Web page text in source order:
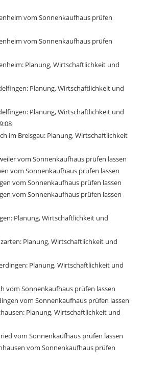
vom Sonnenkaufhaus prüfen
vom Sonnenkaufhaus prüfen
Planung, Wirtschaftlichkeit und
Planung, Wirtschaftlichkeit und
Planung, Wirtschaftlichkeit und
im Breisgau: Planung, Wirtschaftlichkeit
vom Sonnenkaufhaus prüfen lassen
vom Sonnenkaufhaus prüfen lassen
vom Sonnenkaufhaus prüfen lassen
vom Sonnenkaufhaus prüfen lassen
Planung, Wirtschaftlichkeit und
Planung, Wirtschaftlichkeit und
Planung, Wirtschaftlichkeit und
vom Sonnenkaufhaus prüfen lassen
vom Sonnenkaufhaus prüfen lassen
Planung, Wirtschaftlichkeit und
vom Sonnenkaufhaus prüfen lassen
vom Sonnenkaufhaus prüfen